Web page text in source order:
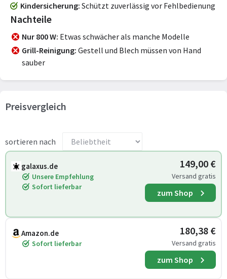
Kindersicherung Schützt zuverlässig vor Fehlbedienung
Nachteile
Nur 800 W Etwas schwächer als manche Modelle
Grill-Reinigung Gestell und Blech müssen von Hand
sauber
Preisvergleich
sortieren nach
galaxus.de
Unsere Empfehlung
Sofort lieferbar
149,00 €
Versand gratis
zum Shop
Amazon.de
Sofort lieferbar
180,38 €
Versand gratis
zum Shop